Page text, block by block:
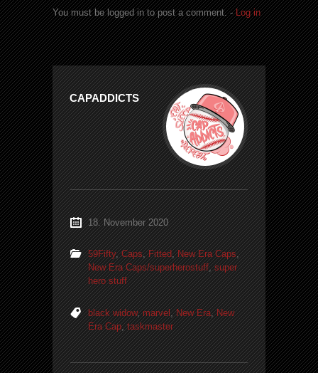
You must be logged in to post a comment. -Log in
CAPADDICTS
18. November 2020
59Fifty,Caps,Fitted,New Era Caps,
New Era Caps/superherostuff,super
hero stuff
black widow,marvel,New Era,New
Era Cap,taskmaster